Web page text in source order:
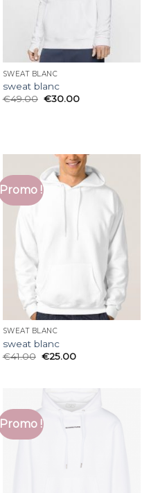
SWEAT BLANC
sweat blanc
€49.00 €30.00
Promo !
SWEAT BLANC
sweat blanc
€41.00 €25.00
Promo !